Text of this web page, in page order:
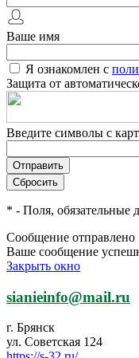
Ваше имя
Я ознакомлен с
Защита от
Введите символы с
* - Поля, обязательные
Сообщение отправлено
Ваше сообщение
Закрыть окно
sianieinfo@mail.ru
г. Брянск
ул. Советская 124